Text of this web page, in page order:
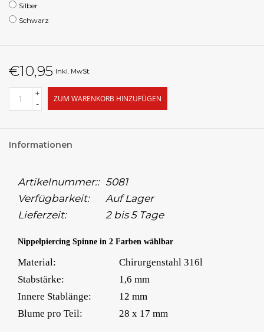
Silber
Schwarz
€10,95 Inkl. MwSt.
+
-
ZUM WARENKORB HINZUFÜGEN
Informationen
Artikelnummer:: 5081
Verfügbarkeit:
Auf Lager
Lieferzeit:
2 bis 5 Tage
Nippelpiercing Spinne in 2 Farben wählbar
Material:
Chirurgenstahl 316l
Stabstärke:
1,6 mm
Innere Stablänge:
12 mm
Blume pro Teil:
28 x 17 mm